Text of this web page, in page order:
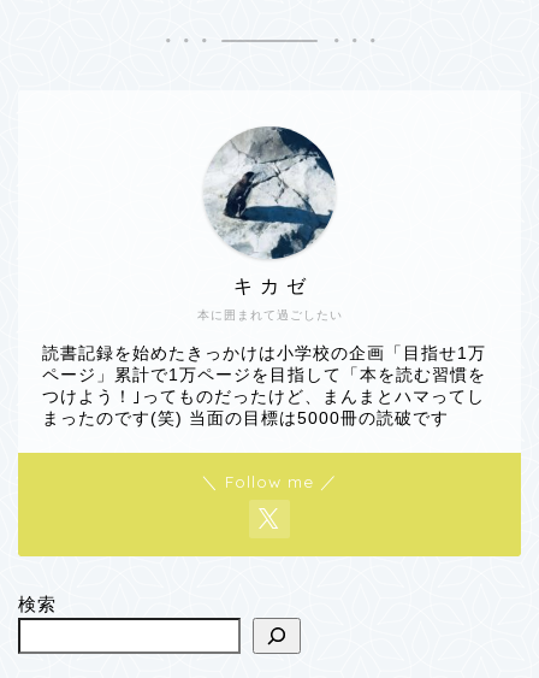
本に囲まれて過ごしたい
キ カ ゼ
読書記録を始めたきっかけは小学校の企画「目指せ1万
ページ」累計で1万ページを目指して「本を読む習慣を
つけよう！｣ってものだったけど、まんまとハマってし
まったのです(笑) 当面の目標は5000冊の読破です
＼ Follow me ／
検索